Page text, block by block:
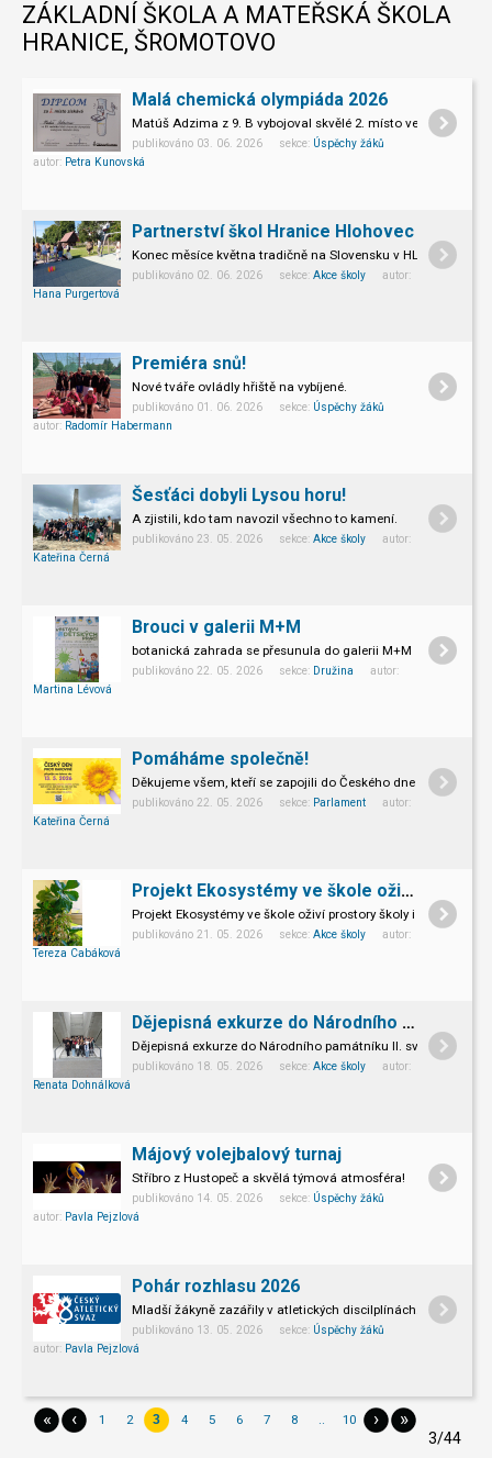
ZÁKLADNÍ ŠKOLA A MATEŘSKÁ ŠKOLA
HRANICE, ŠROMOTOVO
Malá chemická olympiáda 2026
Matúš Adzima z 9. B vybojoval skvělé 2. místo ve 23. ročníku
publikováno 03. 06. 2026 sekce: Úspěchy žáků
autor: Petra Kunovská
Partnerství škol Hranice Hlohovec
Konec měsíce května tradičně na Slovensku v HLOHOVCI!
publikováno 02. 06. 2026 sekce: Akce školy autor:
Hana Purgertová
Premiéra snů!
Nové tváře ovládly hřiště na vybíjené.
publikováno 01. 06. 2026 sekce: Úspěchy žáků
autor: Radomír Habermann
Šesťáci dobyli Lysou horu!
A zjistili, kdo tam navozil všechno to kamení.
publikováno 23. 05. 2026 sekce: Akce školy autor:
Kateřina Černá
Brouci v galerii M+M
botanická zahrada se přesunula do galerii M+M
publikováno 22. 05. 2026 sekce: Družina autor:
Martina Lévová
Pomáháme společně!
Děkujeme všem, kteří se zapojili do Českého dne proti
publikováno 22. 05. 2026 sekce: Parlament autor:
Kateřina Černá
Projekt Ekosystémy ve škole oživí prostory školy i výuku
Projekt Ekosystémy ve škole oživí prostory školy i výuku
publikováno 21. 05. 2026 sekce: Akce školy autor:
Tereza Cabáková
Dějepisná exkurze do Národního památníku II. sv. války v Hrabyni
Dějepisná exkurze do Národního památníku II. světové války
publikováno 18. 05. 2026 sekce: Akce školy autor:
Renata Dohnálková
Májový volejbalový turnaj
Stříbro z Hustopeč a skvělá týmová atmosféra!
publikováno 14. 05. 2026 sekce: Úspěchy žáků
autor: Pavla Pejzlová
Pohár rozhlasu 2026
Mladší žákyně zazářily v atletických discilplínách.
publikováno 13. 05. 2026 sekce: Úspěchy žáků
autor: Pavla Pejzlová
« ‹ 1 2 3 4 5 6 7 8 .. 10 › »
3/44